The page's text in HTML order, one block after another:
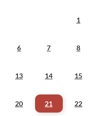
1
6 7 8
13 14 15
20 21 22